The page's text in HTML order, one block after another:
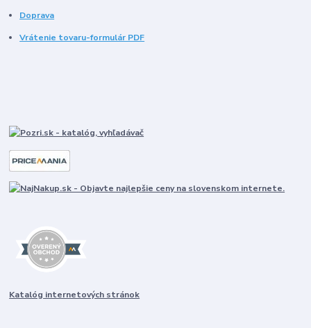
Doprava
Vrátenie tovaru-formulár PDF
Katalóg internetových stránok